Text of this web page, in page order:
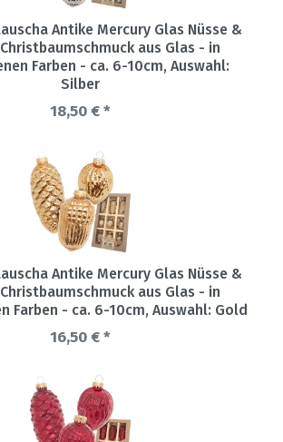
Antike Mercury Glas Nüsse &
aus Glas - in
Farben - ca. 6-10cm, Auswahl:
Silber
18,50 € *
Antike Mercury Glas Nüsse &
aus Glas - in
Farben - ca. 6-10cm, Auswahl: Gold
16,50 € *